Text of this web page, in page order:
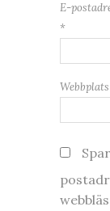
E-
*
Webbplats